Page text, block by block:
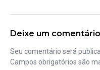
Deixe um comentário
Seu comentário será
Campos obrigatórios são